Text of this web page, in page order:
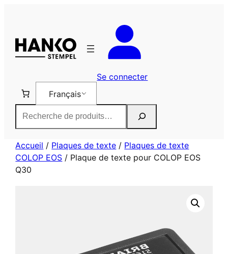
Se connecter
Français
Accueil / Plaques de texte / Plaques de texte
COLOP EOS / Plaque de texte pour COLOP EOS
Q30